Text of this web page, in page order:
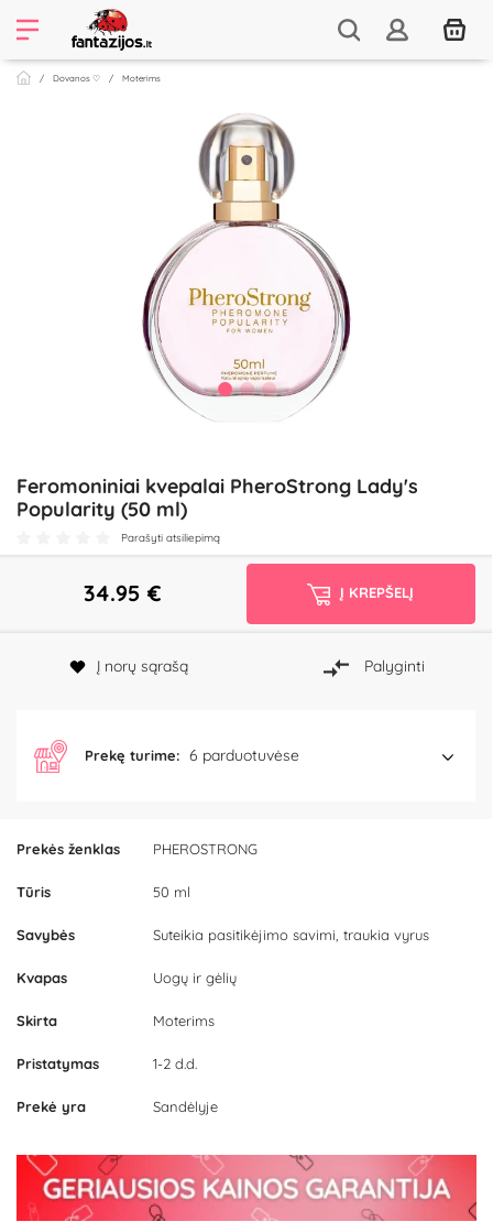
Dovanos ♡ Moterims
Feromoniniai kvepalai PheroStrong Lady's
Popularity (50 ml)
Parašyti atsiliepimą
Prekės ženklas PHEROSTRONG
Tūris 50 ml
Savybės Suteikia pasitikėjimo savimi, traukia vyrus
Kvapas Uogų ir gėlių
Skirta Moterims
Pristatymas 1-2 d.d.
Prekė yra Sandėlyje
34.95 € Į KREPŠELĮ
Į norų sąrašą Palyginti
Prekę turime: 6 parduotuvėse